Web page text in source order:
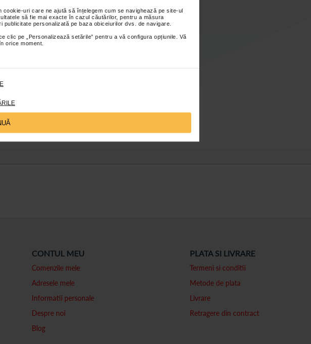
uri care ne ajută să înțelegem cum se navighează pe site-ul
să fie mai exacte în cazul căutărilor, pentru a măsura
personalizată pe baza obiceiurilor dvs. de navigare.
clic pe „Personalizează setările” pentru a vă configura opțiunile. Vă
orice moment.
cu 2
cod
Scaun de toaleta fix din otel
BME668
CONTUL MEU
Comenzile mele
Adresele mele
Informatii personale
Despre noi
Blog
PLATA SI LIVRARE
Termeni si conditii
Metode de plata
Livrare
Retragere din contract